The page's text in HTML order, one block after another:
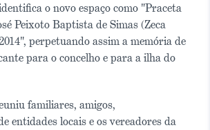
o novo espaço como "Praceta
Peixoto Baptista de Simas (Zeca
perpetuando assim a memória de
para o concelho e para a ilha do
familiares, amigos,
entidades locais e os vereadores da